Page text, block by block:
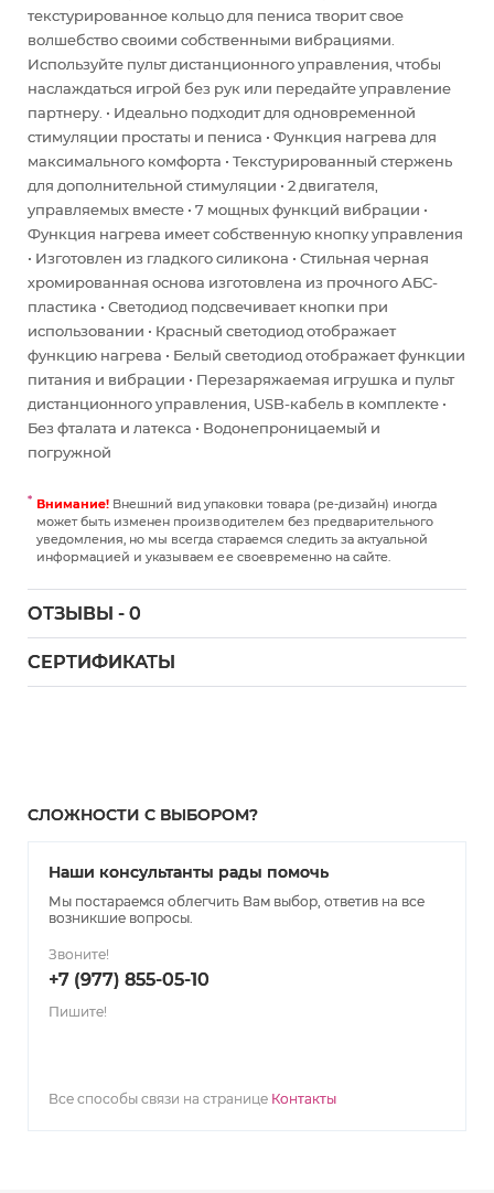
текстурированное кольцо для пениса творит свое
волшебство своими собственными вибрациями.
Используйте пульт дистанционного управления, чтобы
наслаждаться игрой без рук или передайте управление
партнеру. • Идеально подходит для одновременной
стимуляции простаты и пениса • Функция нагрева для
максимального комфорта • Текстурированный стержень
для дополнительной стимуляции • 2 двигателя,
управляемых вместе • 7 мощных функций вибрации •
Функция нагрева имеет собственную кнопку управления
• Изготовлен из гладкого силикона • Стильная черная
хромированная основа изготовлена из прочного АБС-
пластика • Светодиод подсвечивает кнопки при
использовании • Красный светодиод отображает
функцию нагрева • Белый светодиод отображает функции
питания и вибрации • Перезаряжаемая игрушка и пульт
дистанционного управления, USB-кабель в комплекте •
Без фталата и латекса • Водонепроницаемый и
погружной
Внимание! Внешний вид упаковки товара (ре-дизайн) иногда
может быть изменен производителем без предварительного
уведомления, но мы всегда стараемся следить за актуальной
информацией и указываем ее своевременно на сайте.
ОТЗЫВЫ - 0
СЕРТИФИКАТЫ
СЛОЖНОСТИ С ВЫБОРОМ?
Наши консультанты рады помочь
Мы постараемся облегчить Вам выбор, ответив на все
возникшие вопросы.
Звоните!
+7 (977) 855-05-10
Пишите!
Все способы связи на странице Контакты